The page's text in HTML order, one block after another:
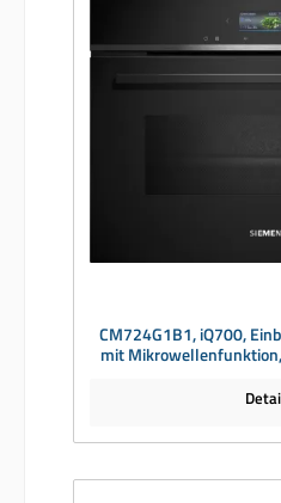
CM724G1B1, iQ700,
mit